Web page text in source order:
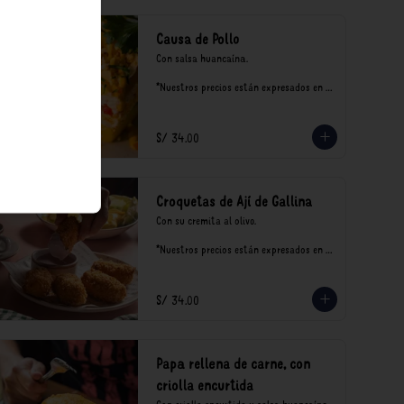
Causa de Pollo
Con salsa huancaína.
*Nuestros precios están expresados en
S/ 34.00
Croquetas de Ají de Gallina
Con su cremita al olivo.
*Nuestros precios están expresados en
S/ 34.00
Papa rellena de carne, con
criolla encurtida